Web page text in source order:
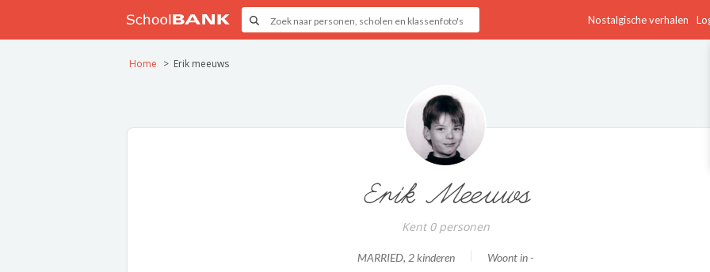
Nostalgische verhalen
Home Erik meeuws
Erik Meeuws
Kent 0 personen
MARRIED, 2 kinderen Woont in -